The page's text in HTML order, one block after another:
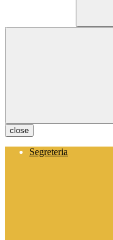
close
Segreteria